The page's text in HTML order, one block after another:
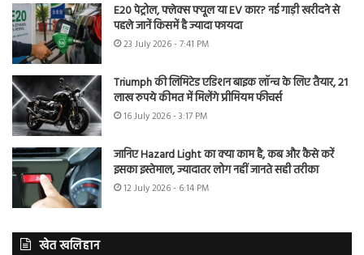
E20 पेट्रोल, फ्लेक्स फ्यूल या EV कार? नई गाड़ी खरीदने से
पहले जानें किसमें है ज्यादा फायदा
23 July 2026 - 7:41 PM
Triumph की लिमिटेड एडिशन बाइक लॉन्च के लिए तैयार, 21
लाख रुपये कीमत में मिलेंगे प्रीमियम फीचर्स
16 July 2026 - 3:17 PM
जानिए Hazard Light का क्या काम है, कब और कैसे करें
इसका इस्तेमाल, ज्यादातर लोग नहीं जानते सही तरीका
12 July 2026 - 6:14 PM
खेत खलिहान